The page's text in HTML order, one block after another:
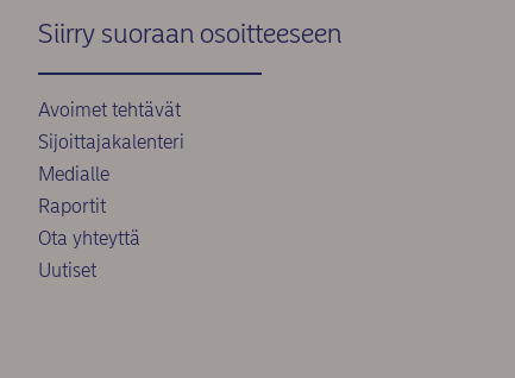
Siirry suoraan osoitteeseen
Avoimet tehtävät
Sijoittajakalenteri
Medialle
Raportit
Ota yhteyttä
Uutiset